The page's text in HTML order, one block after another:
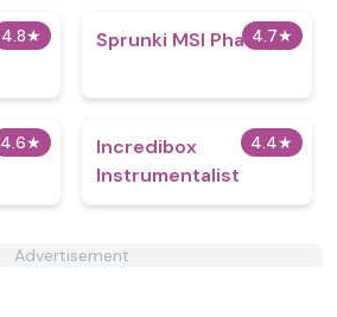
4.8★ 4.7★
Sprunki MSI Phase 4
4.6★ 4.4★
Incredibox
Instrumentalist
Advertisement